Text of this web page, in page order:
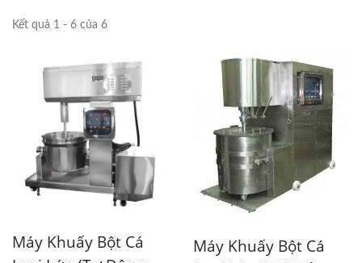
Kết quả 1 - 6 của 6
Máy Khuấy Bột Cá
Máy Khuấy Bột Cá